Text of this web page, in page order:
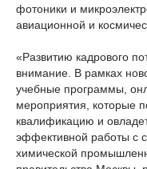
фотоники и
авиационной и
«Развитию кадрового
внимание. В рамках
учебные программы,
мероприятия, которые
квалификацию и
эффективной работы с
химической